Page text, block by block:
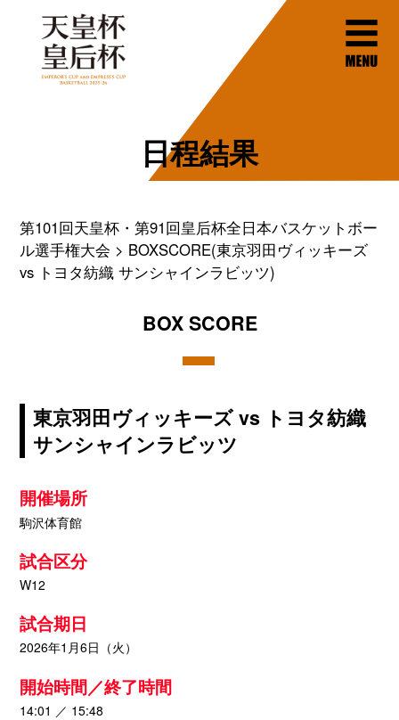
日程結果
第101回天皇杯・第91回皇后杯全日本バスケットボー
ル選手権大会
BOXSCORE(東京羽田ヴィッキーズ
vs トヨタ紡織 サンシャインラビッツ)
BOX SCORE
東京羽田ヴィッキーズ vs トヨタ紡織
サンシャインラビッツ
開催場所
駒沢体育館
試合区分
W12
試合期日
2026年1月6日（火）
開始時間／終了時間
14:01 ／ 15:48